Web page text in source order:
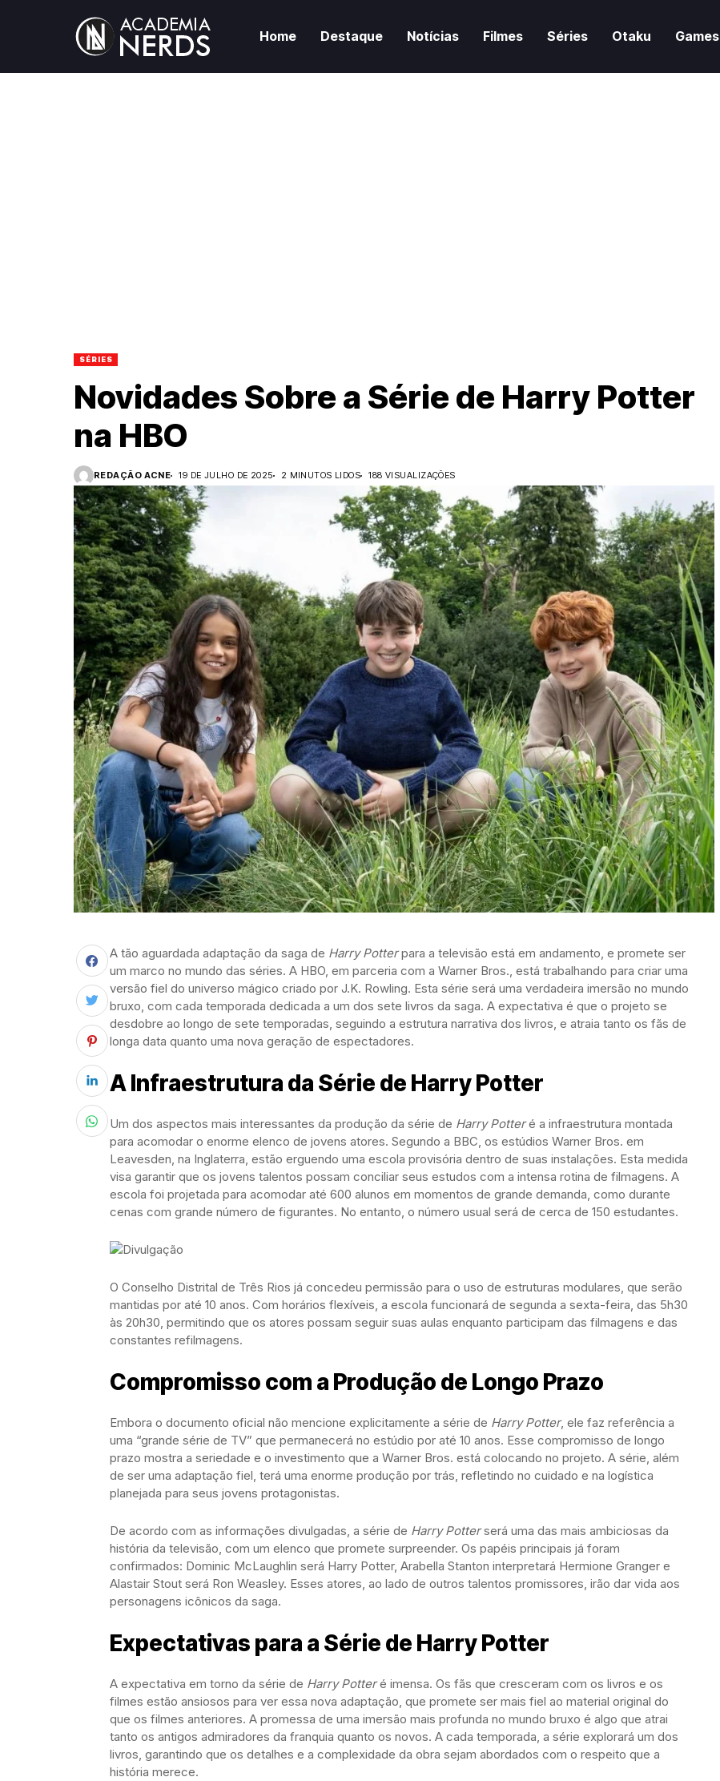
Home Destaque Notícias Filmes Séries Otaku Games
SÉRIES
Novidades Sobre a Série de Harry Potter
na HBO
REDAÇÃO ACNE 19 DE JULHO DE 2025 2 MINUTOS LIDOS 188 VISUALIZAÇÕES
A tão aguardada adaptação da saga de Harry Potterpara a televisão está em andamento, e promete ser
um marco no mundo das séries. A HBO, em parceria com a Warner Bros., está trabalhando para criar uma
versão fiel do universo mágico criado por J.K. Rowling. Esta série será uma verdadeira imersão no mundo
bruxo, com cada temporada dedicada a um dos sete livros da saga. A expectativa é que o projeto se
desdobre ao longo de sete temporadas, seguindo a estrutura narrativa dos livros, e atraia tanto os fãs de
longa data quanto uma nova geração de espectadores.
A Infraestrutura da Série de Harry Potter
Um dos aspectos mais interessantes da produção da série de Harry Potteré a infraestrutura montada
para acomodar o enorme elenco de jovens atores. Segundo a BBC, os estúdios Warner Bros. em
Leavesden, na Inglaterra, estão erguendo uma escola provisória dentro de suas instalações. Esta medida
visa garantir que os jovens talentos possam conciliar seus estudos com a intensa rotina de filmagens. A
escola foi projetada para acomodar até 600 alunos em momentos de grande demanda, como durante
cenas com grande número de figurantes. No entanto, o número usual será de cerca de 150 estudantes.
O Conselho Distrital de Três Rios já concedeu permissão para o uso de estruturas modulares, que serão
mantidas por até 10 anos. Com horários flexíveis, a escola funcionará de segunda a sexta-feira, das 5h30
às 20h30, permitindo que os atores possam seguir suas aulas enquanto participam das filmagens e das
constantes refilmagens.
Compromisso com a Produção de Longo Prazo
Embora o documento oficial não mencione explicitamente a série de Harry Potter, ele faz referência a
uma “grande série de TV” que permanecerá no estúdio por até 10 anos. Esse compromisso de longo
prazo mostra a seriedade e o investimento que a Warner Bros. está colocando no projeto. A série, além
de ser uma adaptação fiel, terá uma enorme produção por trás, refletindo no cuidado e na logística
planejada para seus jovens protagonistas.
De acordo com as informações divulgadas, a série de Harry Potterserá uma das mais ambiciosas da
história da televisão, com um elenco que promete surpreender. Os papéis principais já foram
confirmados: Dominic McLaughlin será Harry Potter, Arabella Stanton interpretará Hermione Granger e
Alastair Stout será Ron Weasley. Esses atores, ao lado de outros talentos promissores, irão dar vida aos
personagens icônicos da saga.
Expectativas para a Série de Harry Potter
A expectativa em torno da série de Harry Potteré imensa. Os fãs que cresceram com os livros e os
filmes estão ansiosos para ver essa nova adaptação, que promete ser mais fiel ao material original do
que os filmes anteriores. A promessa de uma imersão mais profunda no mundo bruxo é algo que atrai
tanto os antigos admiradores da franquia quanto os novos. A cada temporada, a série explorará um dos
livros, garantindo que os detalhes e a complexidade da obra sejam abordados com o respeito que a
história merece.